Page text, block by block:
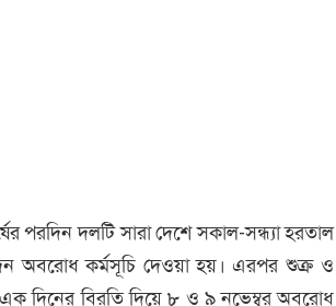
পরদিন দলটি সারা দেশে সকাল-সন্ধ্যা হরতাল
অবরোধ কর্মসূচি দেওয়া হয়। এরপর শুক্র ও
দিনের বিরতি দিয়ে ৮ ও ৯ নভেম্বর অবরোধ